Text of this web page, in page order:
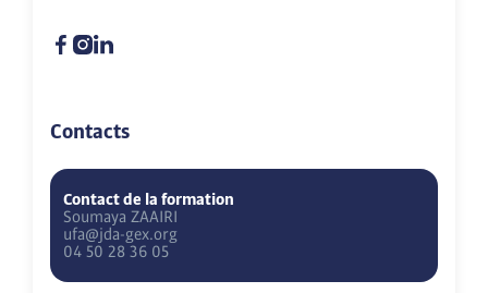
Contacts
Contact de la formation
Soumaya ZAAIRI
ufa@jda-gex.org
04 50 28 36 05